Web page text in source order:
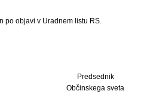
po objavi v Uradnem listu RS.
Predsednik
Občinskega sveta